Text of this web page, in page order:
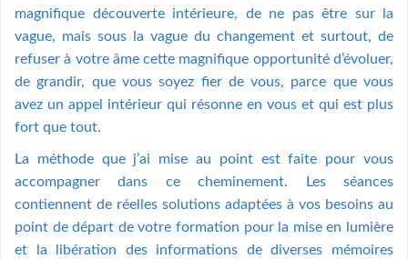
magnifique découverte intérieure, de ne pas être sur la
vague, mais sous la vague du changement et surtout, de
refuser à votre âme cette magnifique opportunité d’évoluer,
de grandir, que vous soyez fier de vous, parce que vous
avez un appel intérieur qui résonne en vous et qui est plus
fort que tout.
La méthode que j’ai mise au point est faite pour vous
accompagner dans ce cheminement. Les séances
contiennent de réelles solutions adaptées à vos besoins au
point de départ de votre formation pour la mise en lumière
et la libération des informations de diverses mémoires